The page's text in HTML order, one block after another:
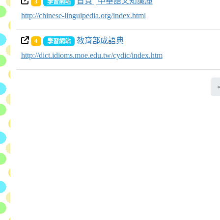
3 學習網站
http://chinese-linguipedia.org/index.html
4 學習網站
教育部成語典
http://dict.idioms.moe.edu.tw/cydic/index.htm
«